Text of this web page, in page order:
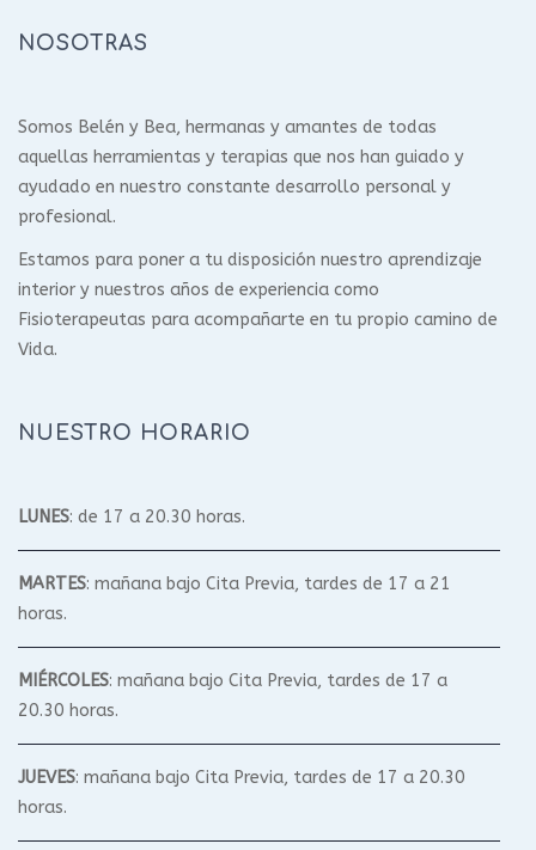
NOSOTRAS
Somos Belén y Bea, hermanas y amantes de todas
aquellas herramientas y terapias que nos han guiado y
ayudado en nuestro constante desarrollo personal y
profesional.
Estamos para poner a tu disposición nuestro aprendizaje
interior y nuestros años de experiencia como
Fisioterapeutas para acompañarte en tu propio camino de
Vida.
NUESTRO HORARIO
LUNES: de 17 a 20.30 horas.
MARTES: mañana bajo Cita Previa, tardes de 17 a 21
horas.
MIÉRCOLES: mañana bajo Cita Previa, tardes de 17 a
20.30 horas.
JUEVES: mañana bajo Cita Previa, tardes de 17 a 20.30
horas.